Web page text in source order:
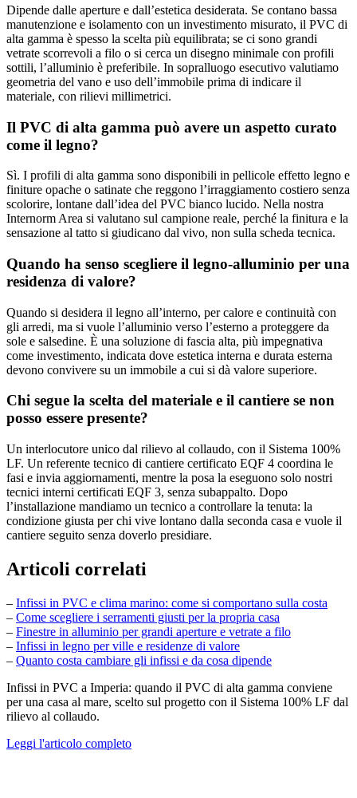
Dipende dalle aperture e dall’estetica desiderata. Se contano bassa
manutenzione e isolamento con un investimento misurato, il PVC di
alta gamma è spesso la scelta più equilibrata; se ci sono grandi
vetrate scorrevoli a filo o si cerca un disegno minimale con profili
sottili, l’alluminio è preferibile. In sopralluogo esecutivo valutiamo
geometria del vano e uso dell’immobile prima di indicare il
materiale, con rilievi millimetrici.
Il PVC di alta gamma può avere un aspetto curato
come il legno?
Sì. I profili di alta gamma sono disponibili in pellicole effetto legno e
finiture opache o satinate che reggono l’irraggiamento costiero senza
scolorire, lontane dall’idea del PVC bianco lucido. Nella nostra
Internorm Area si valutano sul campione reale, perché la finitura e la
sensazione al tatto si giudicano dal vivo, non sulla scheda tecnica.
Quando ha senso scegliere il legno-alluminio per una
residenza di valore?
Quando si desidera il legno all’interno, per calore e continuità con
gli arredi, ma si vuole l’alluminio verso l’esterno a proteggere da
sole e salsedine. È una soluzione di fascia alta, più impegnativa
come investimento, indicata dove estetica interna e durata esterna
devono convivere su un immobile a cui si dà valore superiore.
Chi segue la scelta del materiale e il cantiere se non
posso essere presente?
Un interlocutore unico dal rilievo al collaudo, con il Sistema 100%
LF. Un referente tecnico di cantiere certificato EQF 4 coordina le
fasi e invia aggiornamenti, mentre la posa la eseguono solo nostri
tecnici interni certificati EQF 3, senza subappalto. Dopo
l’installazione mandiamo un tecnico a controllare la tenuta: la
condizione giusta per chi vive lontano dalla seconda casa e vuole il
cantiere seguito senza doverlo presidiare.
Articoli correlati
– Infissi in PVC e clima marino: come si comportano sulla costa
– Come scegliere i serramenti giusti per la propria casa
– Finestre in alluminio per grandi aperture e vetrate a filo
– Infissi in legno per ville e residenze di valore
– Quanto costa cambiare gli infissi e da cosa dipende
Infissi in PVC a Imperia: quando il PVC di alta gamma conviene
per una casa al mare, scelto sul progetto con il Sistema 100% LF dal
rilievo al collaudo.
Leggi l'articolo completo